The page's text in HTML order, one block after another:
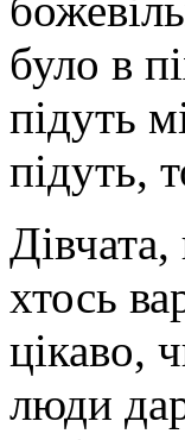
було в
підуть
підуть,
хтось
цікаво,
люди